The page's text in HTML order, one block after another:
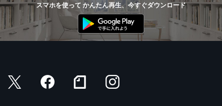
スマホを使って かんたん再生、今すぐダウンロード